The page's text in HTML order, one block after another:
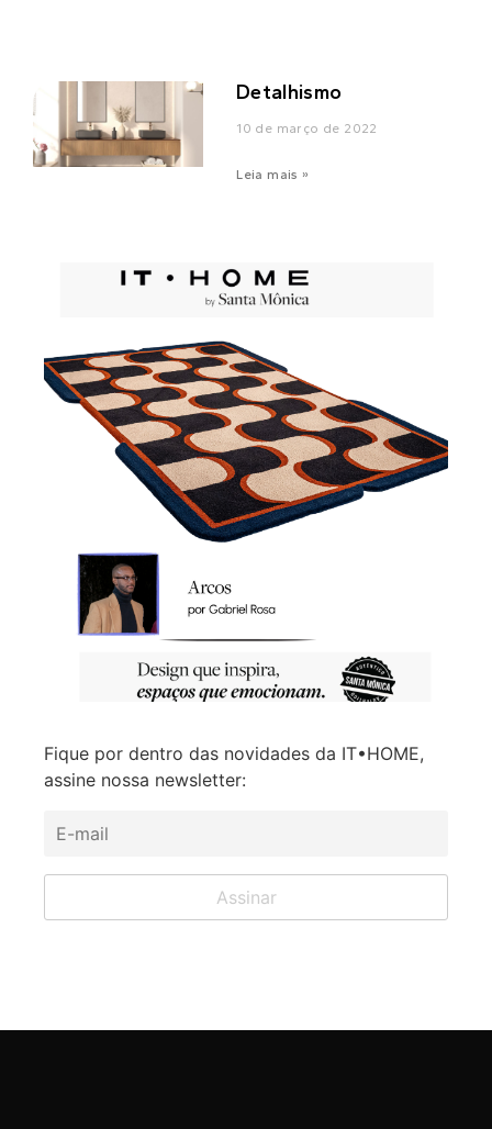
Detalhismo
10 de março de 2022
Leia mais »
Fique por dentro das novidades da IT•HOME,
assine nossa newsletter: